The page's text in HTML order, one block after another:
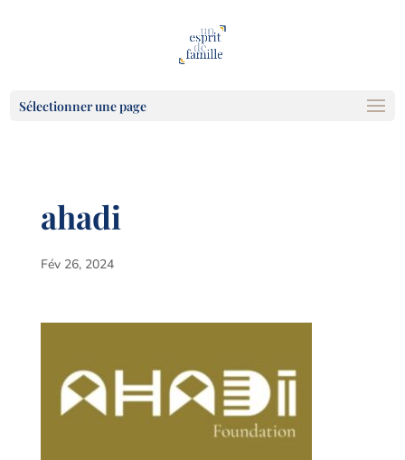
Sélectionner une page
ahadi
Fév 26, 2024